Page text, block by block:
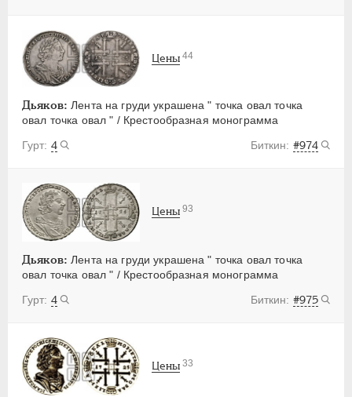
Дьяков: Лента на груди украшена " точка овал точка
овал точка овал " / Крестообразная монограмма
4
#974
Цены 44
Дьяков: Лента на груди украшена " точка овал точка
овал точка овал " / Крестообразная монограмма
4
#975
Цены 93
Цены 33